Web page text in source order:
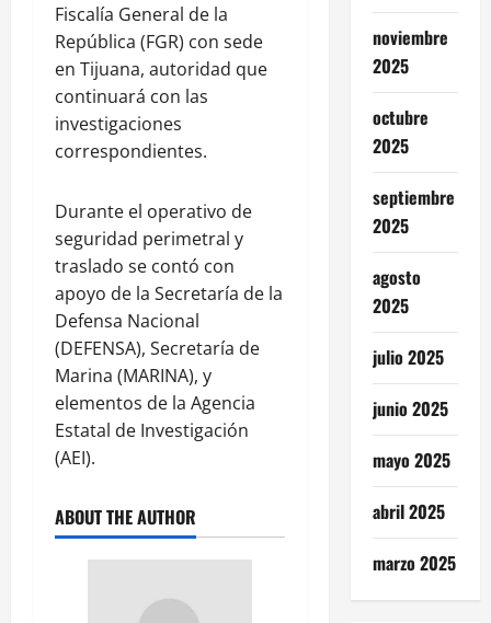
Fiscalía General de la
República (FGR) con sede
en Tijuana, autoridad que
continuará con las
investigaciones
correspondientes.
Durante el operativo de
seguridad perimetral y
traslado se contó con
apoyo de la Secretaría de la
Defensa Nacional
(DEFENSA), Secretaría de
Marina (MARINA), y
elementos de la Agencia
Estatal de Investigación
(AEI).
ABOUT THE AUTHOR
noviembre
2025
octubre
2025
septiembre
2025
agosto
2025
julio 2025
junio 2025
mayo 2025
abril 2025
marzo 2025